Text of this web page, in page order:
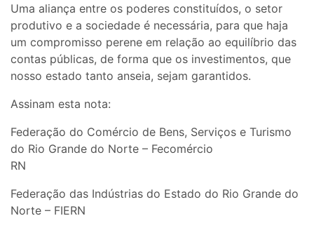
Uma aliança entre os poderes constituídos, o setor
produtivo e a sociedade é necessária, para que haja
um compromisso perene em relação ao equilíbrio das
contas públicas, de forma que os investimentos, que
nosso estado tanto anseia, sejam garantidos.
Assinam esta nota:
Federação do Comércio de Bens, Serviços e Turismo
do Rio Grande do Norte – Fecomércio
RN
Federação das Indústrias do Estado do Rio Grande do
Norte – FIERN